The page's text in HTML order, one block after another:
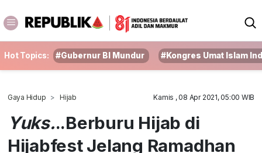
Hot Topics: #Gubernur BI Mundur #Kongres Umat Islam
Gaya Hidup Hijab Kamis , 08 Apr 2021, 05:00 WIB
Yuks...Berburu Hijab di
Hijabfest Jelang Ramadhan